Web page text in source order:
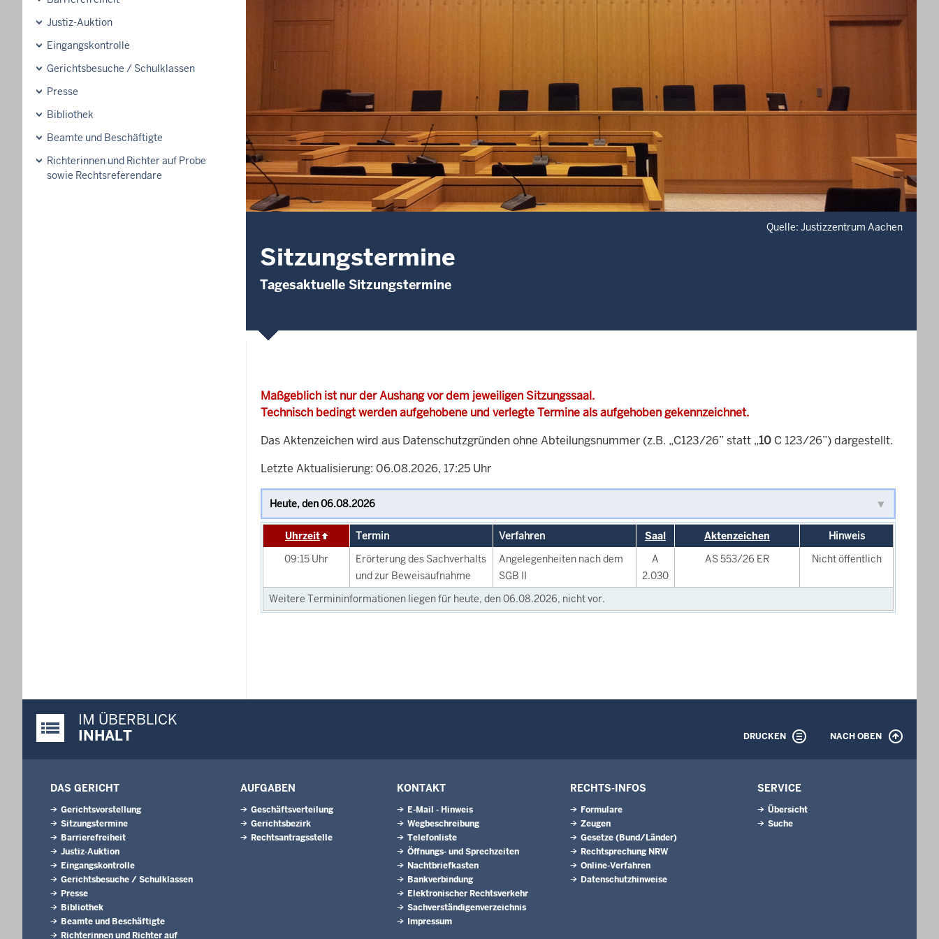
Justiz-Auktion
Eingangskontrolle
Gerichtsbesuche / Schulklassen
Presse
Bibliothek
Beamte und Beschäftigte
Richterinnen und Richter auf Probe
sowie Rechtsreferendare
Quelle: Justizzentrum Aachen
Sitzungstermine
Tagesaktuelle Sitzungstermine
Maßgeblich ist nur der Aushang vor dem jeweiligen Sitzungssaal.
Technisch bedingt werden aufgehobene und verlegte Termine als aufgehoben gekennzeichnet.
Das Aktenzeichen wird aus Datenschutzgründen ohne Abteilungsnummer (z.B. „C123/26” statt „10 C 123/26”) dargestellt.
Letzte Aktualisierung: 06.08.2026, 17:25 Uhr
Uhrzeit Termin Verfahren Saal Aktenzeichen
Hinweis
09:15 Uhr
Erörterung des Sachverhalts
und zur Beweisaufnahme
Angelegenheiten nach dem
SGB II
A
2.030
AS 553/26 ER Nicht öffentlich
Weitere Termininformationen liegen für heute, den 06.08.2026, nicht vor.
Justiz-Portal im Überblick:
IM ÜBERBLICK
INHALT
DRUCKEN NACH OBEN
DAS GERICHT
Gerichtsvorstellung
Sitzungstermine
Barrierefreiheit
Justiz-Auktion
Eingangskontrolle
Gerichtsbesuche / Schulklassen
Presse
Bibliothek
Beamte und Beschäftigte
Richterinnen und Richter auf
AUFGABEN
Geschäftsverteilung
Gerichtsbezirk
Rechtsantragsstelle
KONTAKT
E-Mail - Hinweis
Wegbeschreibung
Telefonliste
Öffnungs- und Sprechzeiten
Nachtbriefkasten
Bankverbindung
Elektronischer Rechtsverkehr
Sachverständigenverzeichnis
Impressum
RECHTS-INFOS
Formulare
Zeugen
Gesetze (Bund/Länder)
Rechtsprechung NRW
Online-Verfahren
Datenschutzhinweise
SERVICE
Übersicht
Suche